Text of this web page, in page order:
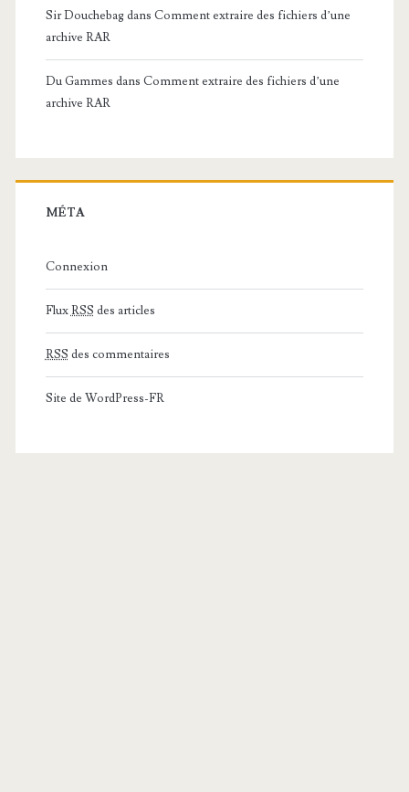
Sir Douchebagdans Comment extraire des fichiers d’une
archive RAR
Du Gammes dans Comment extraire des fichiers d’une
archive RAR
MÉTA
Connexion
FluxRSS des articles
RSS des commentaires
Site de WordPress-FR